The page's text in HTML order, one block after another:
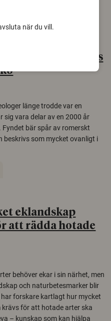
skinn var Sveriges
länge trodde var en
sig vara delar av en 2000 år
Fyndet bär spår av romerskt
beskrivs som mycket ovanligt i
eklandskap
att rädda hotade
behöver ekar i sin närhet, men
och naturbetesmarker blir
forskare kartlagt hur mycket
krävs för att hotade arter ska
– kunskap som kan hjälpa
när du vill.